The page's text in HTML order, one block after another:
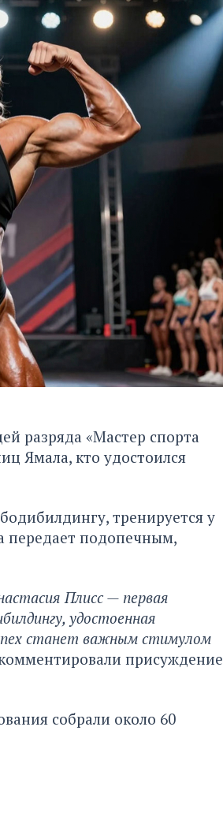
разряда «Мастер спорта
Ямала, кто удостоился
тренируется у
передает подопечным,
Плисс — первая
удостоенная
станет важным стимулом
присуждение
собрали около 60